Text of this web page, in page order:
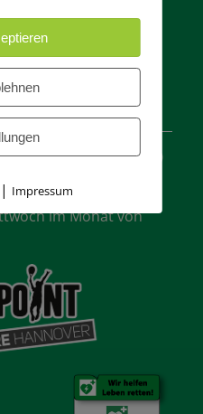
von 16.00 -18:00
im Monat von
Impressum